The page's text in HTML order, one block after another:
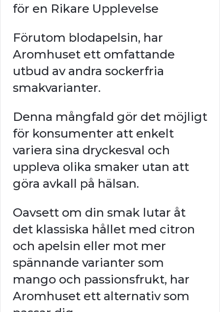
för en Rikare Upplevelse
Förutom blodapelsin, har
Aromhuset ett omfattande
utbud av andra sockerfria
smakvarianter.
Denna mångfald gör det möjligt
för konsumenter att enkelt
variera sina dryckesval och
uppleva olika smaker utan att
göra avkall på hälsan.
Oavsett om din smak lutar åt
det klassiska hållet med citron
och apelsin eller mot mer
spännande varianter som
mango och passionsfrukt, har
Aromhuset ett alternativ som